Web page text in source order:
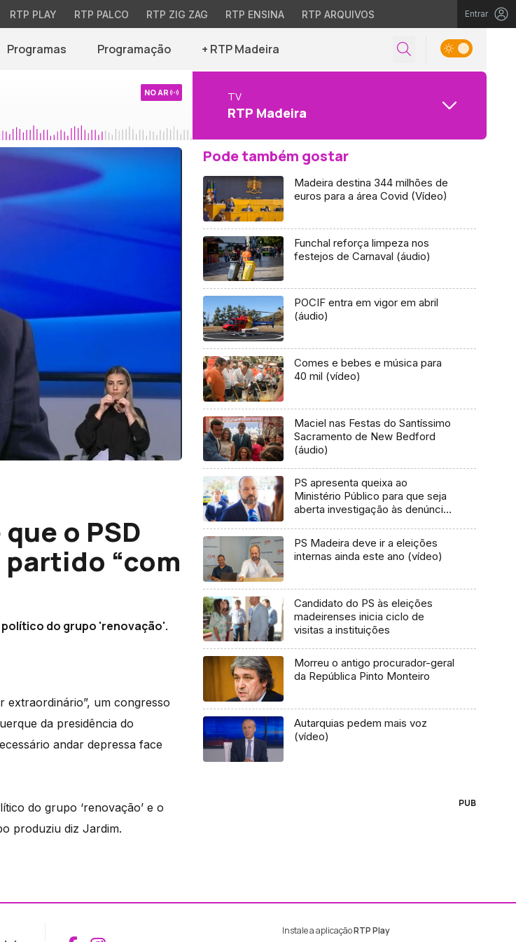
RTP PLAY RTP PALCO RTP ZIG ZAG RTP ENSINA RTP ARQUIVOS Entrar
Programas Programação + RTP Madeira
NO AR TV
RTP Madeira
o PSD
“com
do grupo 'renovação'.
extraordinário”, um congresso
da presidência do
andar depressa face
do grupo ‘renovação’ e o
produziu diz Jardim.
Pode também gostar
Madeira destina 344 milhões de
euros para a área Covid (Vídeo)
Funchal reforça limpeza nos
festejos de Carnaval (áudio)
POCIF entra em vigor em abril
(áudio)
Comes e bebes e música para
40 mil (vídeo)
Maciel nas Festas do Santíssimo
Sacramento de New Bedford
(áudio)
PS apresenta queixa ao
Ministério Público para que seja
aberta investigação às denúncias
PS Madeira deve ir a eleições
internas ainda este ano (vídeo)
Candidato do PS às eleições
madeirenses inicia ciclo de
visitas a instituições
Morreu o antigo procurador-geral
da República Pinto Monteiro
Autarquias pedem mais voz
(vídeo)
PUB
Instale a aplicaçãoRTP Play